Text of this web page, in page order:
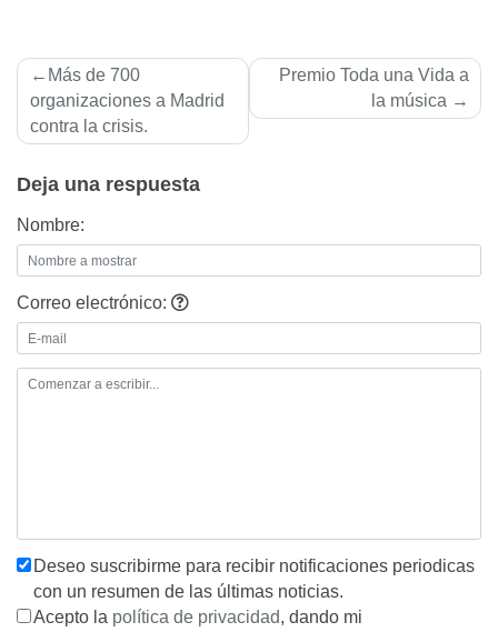
Navegación
de
entradas
Más de 700
organizaciones a Madrid
contra la crisis.
Premio Toda una Vida a
la música
Deja una respuesta
Nombre:
Correo electrónico:
Deseo suscribirme para recibir notificaciones periodicas
con un resumen de las últimas noticias.
Acepto la política de privacidad, dando mi